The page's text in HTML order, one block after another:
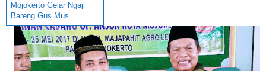
Mojokerto Gelar Ngaji
Bareng Gus Mus